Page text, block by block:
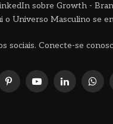
sobre Growth -
o Universo Masculino se
sociais. Conecte-se
PinterestYouTubeLinkedIn